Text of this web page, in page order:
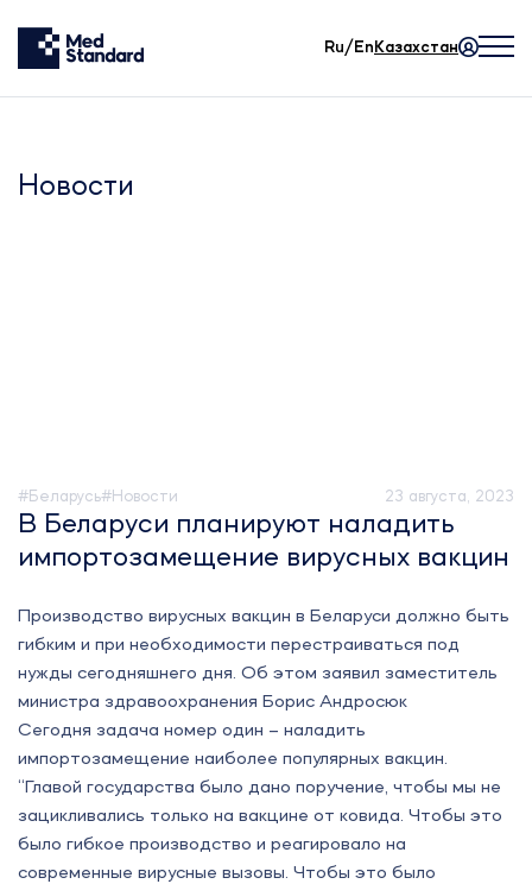
Ru/En Казахстан
Новости
#Беларусь#Новости 23 августа, 2023
В Беларуси планируют наладить
импортозамещение вирусных вакцин
Производство вирусных вакцин в Беларуси должно быть
гибким и при необходимости перестраиваться под
нужды сегодняшнего дня. Об этом заявил заместитель
министра здравоохранения Борис Андросюк
Сегодня задача номер один – наладить
импортозамещение наиболее популярных вакцин.
“Главой государства было дано поручение, чтобы мы не
зацикливались только на вакцине от ковида. Чтобы это
было гибкое производство и реагировало на
современные вирусные вызовы. Чтобы это было